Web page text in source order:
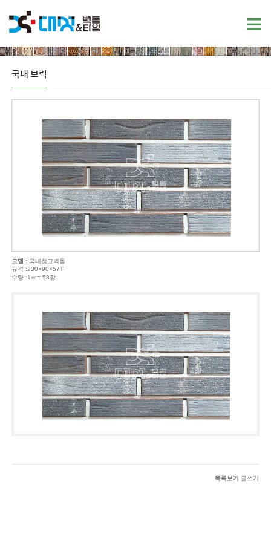
국내 브릭
모델 :국내청고벽돌
규격 :230×90×57T
수량 :1㎡= 58장
목록보기 글쓰기